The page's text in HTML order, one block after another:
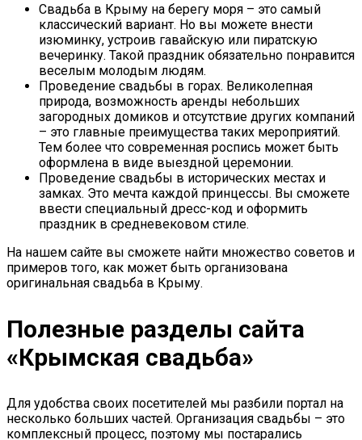
Свадьба в Крыму на берегу моря – это самый
классический вариант. Но вы можете внести
изюминку, устроив гавайскую или пиратскую
вечеринку. Такой праздник обязательно понравится
веселым молодым людям.
Проведение свадьбы в горах. Великолепная
природа, возможность аренды небольших
загородных домиков и отсутствие других компаний
– это главные преимущества таких мероприятий.
Тем более что современная роспись может быть
оформлена в виде выездной церемонии.
Проведение свадьбы в исторических местах и
замках. Это мечта каждой принцессы. Вы сможете
ввести специальный дресс-код и оформить
праздник в средневековом стиле.
На нашем сайте вы сможете найти множество советов и
примеров того, как может быть организована
оригинальная свадьба в Крыму.
Полезные разделы сайта
«Крымская свадьба»
Для удобства своих посетителей мы разбили портал на
несколько больших частей. Организация свадьбы – это
комплексный процесс, поэтому мы постарались